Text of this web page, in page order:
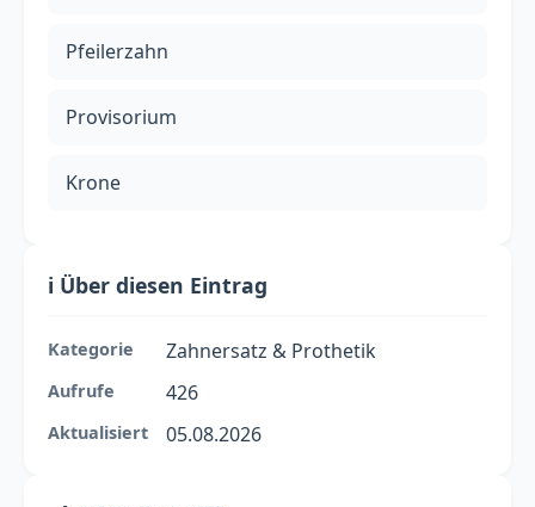
Pfeilerzahn
Provisorium
Krone
ℹ️ Über diesen Eintrag
Kategorie Zahnersatz & Prothetik
Aufrufe 426
Aktualisiert 05.08.2026